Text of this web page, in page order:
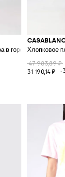
в горошек с V-
Хлопковое
47 983,89 ₽
31 190,14 ₽
-